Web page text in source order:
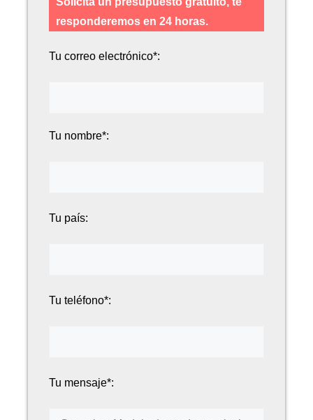
responderemos en 24 horas.
Tu correo electrónico*:
Tu nombre*:
Tu país:
Tu teléfono*:
Tu mensaje*: